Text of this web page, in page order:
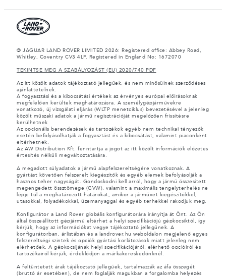
© JAGUAR LAND ROVER LIMITED 2026: Registered office: Abbey Road,
Whitley, Coventry CV3 4LF. Registered in England No: 1672070
TEKINTSE MEG A SZABÁLYOZÁST (EU) 2020/740 PDF
Az itt közölt adatok tájékoztató jellegűek, és nem minősülnek szerződéses
ajánlattételnek.
A fogyasztási és a kibocsátási értékek az érvényes európai előírásoknak
megfelelően kerültek meghatározásra. A személygépjárművekre
vonatkozó, új vizsgálati eljárás (WLTP menetciklus) bevezetésével a jelenleg
közölt műszaki adatok a jármű regisztrációját megelőzően frissítésre
kerülhetnek
Az opcionális berendezések és tartozékok egyéb nem technikai tényezők
esetén befolyásolhatják a fogyasztást és a kibocsátást, valamint piaconként
eltérhetnek.
Az AW Distribution Kft. fenntartja a jogot az itt közölt információk előzetes
értesítés nélküli megváltoztatására.
A megadott súlyadatok a jármű alapfelszereltségére vonatkoznak. A
gyártást követően felszerelt kiegészítők és egyéb elemek befolyásolják a
hasznos teher nagyságát. Gondoskodni kell arról, hogy a jármű összesített
megengedett össztömege (GVW), valamint a maximális tengelyterhelés ne
lépje túl a meghatározott határokat, amikor a járművet kiegészítőkkel,
utasokkal, folyadékokkal, üzemanyaggal és egyéb terhekkel rakodjuk meg.
Konfigurátor a Land Rover globális konfigurátorára irányítja át Önt. Az Ön
által összeállított gépjármű eltérhet a helyi specifikációjú gépkocsiktól, így
kérjük, hogy az információkat vegye tájékoztató jellegűnek. A
konfigurátorban, árlistában és a landrover.hu weboldalon megjelenő egyes
felszereltségi szintek és opciók gyártási korlátozások miatt jelenleg nem
elérhetőek. A gépkocsijának helyi specifikációjáról, elérhető opcióiról és
tartozékairól kérjük, érdeklődjön a márkakereskedőnknél.
A feltüntetett árak tájékoztató jellegűek, tartalmazzák az áfa összegét
(bruttó ár esetében), de nem foglalják magukban a forgalomba helyezés